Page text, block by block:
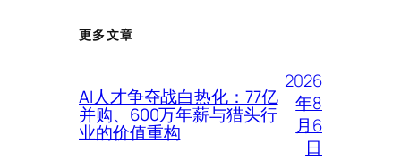
更多文章
AI人才争夺战白热化：77亿
并购、600万年薪与猎头行
业的价值重构
2026
年8
月6
日